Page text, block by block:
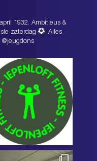
1932. Ambitieus &
zaterdag
Alles
@jeugdons